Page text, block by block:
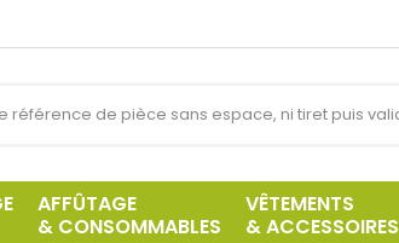
AFFÛTAGE
& CONSOMMABLES
VÊTEMENTS
& ACCESSOIRES